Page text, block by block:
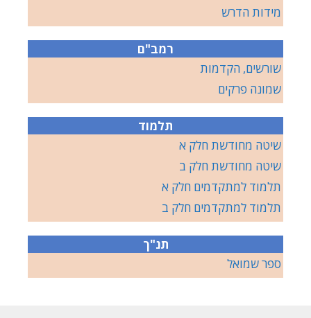
מידות הדרש
רמב"ם
שורשים, הקדמות
שמונה פרקים
תלמוד
שיטה מחודשת חלק א
שיטה מחודשת חלק ב
תלמוד למתקדמים חלק א
תלמוד למתקדמים חלק ב
תנ"ך
ספר שמואל